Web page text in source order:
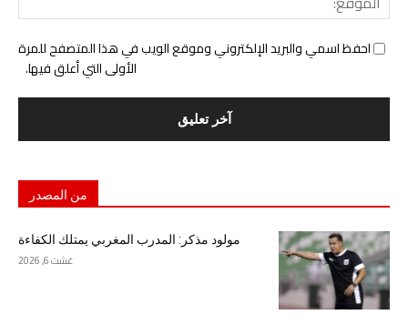
احفظ اسمي والبريد الإلكتروني وموقع الويب في هذا المتصفح للمرة
الأولى التي أعلق فيها.
من المصدر
مولود مذكر: المدرب المغربي يمتلك الكفاءة
غشت 6, 2026